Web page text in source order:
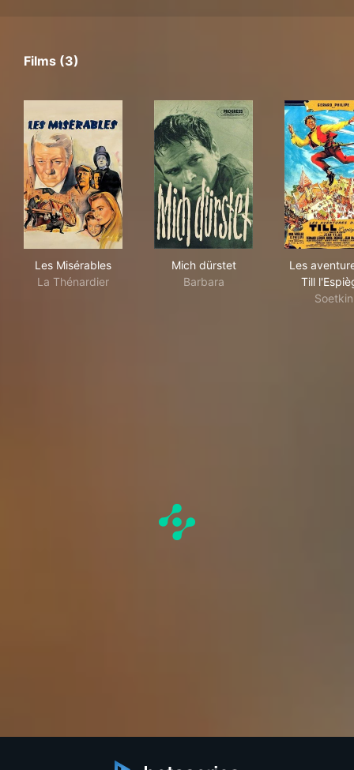
Films (3)
Les Misérables
La Thénardier
Mich dürstet
Barbara
Les
Till
Soetkin